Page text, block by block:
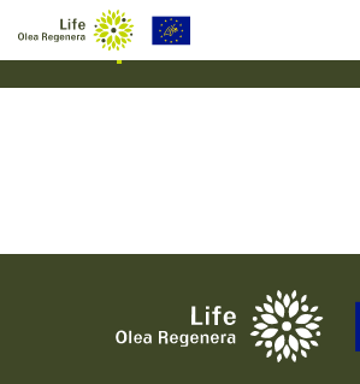
Suscripción #16115